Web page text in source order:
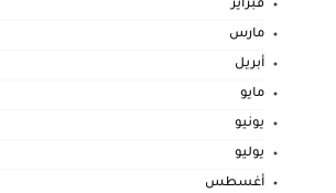
فبراير
مارس
أبريل
مايو
يونيو
يوليو
أغسطس